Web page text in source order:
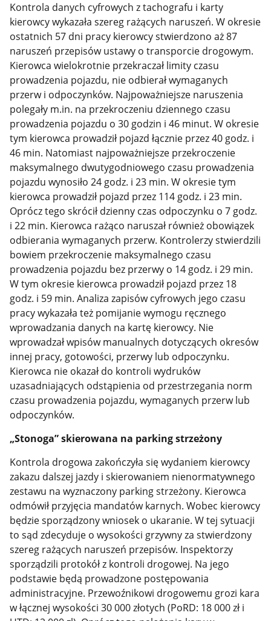
Kontrola danych cyfrowych z tachografu i karty
kierowcy wykazała szereg rażących naruszeń. W okresie
ostatnich 57 dni pracy kierowcy stwierdzono aż 87
naruszeń przepisów ustawy o transporcie drogowym.
Kierowca wielokrotnie przekraczał limity czasu
prowadzenia pojazdu, nie odbierał wymaganych
przerw i odpoczynków. Najpoważniejsze naruszenia
polegały m.in. na przekroczeniu dziennego czasu
prowadzenia pojazdu o 30 godzin i 46 minut. W okresie
tym kierowca prowadził pojazd łącznie przez 40 godz. i
46 min. Natomiast najpoważniejsze przekroczenie
maksymalnego dwutygodniowego czasu prowadzenia
pojazdu wynosiło 24 godz. i 23 min. W okresie tym
kierowca prowadził pojazd przez 114 godz. i 23 min.
Oprócz tego skrócił dzienny czas odpoczynku o 7 godz.
i 22 min. Kierowca rażąco naruszał również obowiązek
odbierania wymaganych przerw. Kontrolerzy stwierdzili
bowiem przekroczenie maksymalnego czasu
prowadzenia pojazdu bez przerwy o 14 godz. i 29 min.
W tym okresie kierowca prowadził pojazd przez 18
godz. i 59 min. Analiza zapisów cyfrowych jego czasu
pracy wykazała też pomijanie wymogu ręcznego
wprowadzania danych na kartę kierowcy. Nie
wprowadzał wpisów manualnych dotyczących okresów
innej pracy, gotowości, przerwy lub odpoczynku.
Kierowca nie okazał do kontroli wydruków
uzasadniających odstąpienia od przestrzegania norm
czasu prowadzenia pojazdu, wymaganych przerw lub
odpoczynków.
„Stonoga” skierowana na parking strzeżony
Kontrola drogowa zakończyła się wydaniem kierowcy
zakazu dalszej jazdy i skierowaniem nienormatywnego
zestawu na wyznaczony parking strzeżony. Kierowca
odmówił przyjęcia mandatów karnych. Wobec kierowcy
będzie sporządzony wniosek o ukaranie. W tej sytuacji
to sąd zdecyduje o wysokości grzywny za stwierdzony
szereg rażących naruszeń przepisów. Inspektorzy
sporządzili protokół z kontroli drogowej. Na jego
podstawie będą prowadzone postępowania
administracyjne. Przewoźnikowi drogowemu grozi kara
w łącznej wysokości 30 000 złotych (PoRD: 18 000 zł i